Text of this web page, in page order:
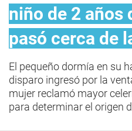
niño de 2 años
pasó cerca de
El pequeño dormía en su
disparo ingresó por la
mujer reclamó mayor
para determinar el origen